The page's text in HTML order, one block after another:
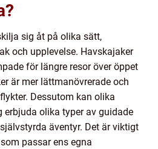
sig åt på olika sätt,
och upplevelse. Havskajaker
för längre resor över öppet
är mer lättmanövrerade och
Dessutom kan olika
erbjuda olika typer av guidade
äventyr. Det är viktigt
passar ens egna